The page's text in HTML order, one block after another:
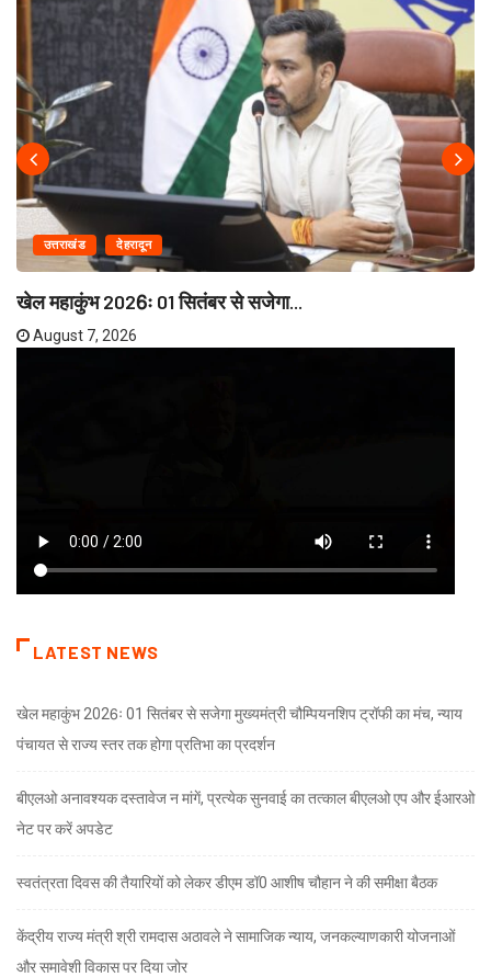
उत्तराखंड देहरादून
खेल महाकुंभ 2026ः 01 सितंबर से सजेगा...
August 7, 2026
LATEST NEWS
खेल महाकुंभ 2026ः 01 सितंबर से सजेगा मुख्यमंत्री चौम्पियनशिप ट्रॉफी का मंच, न्याय
पंचायत से राज्य स्तर तक होगा प्रतिभा का प्रदर्शन
बीएलओ अनावश्यक दस्तावेज न मांगें, प्रत्येक सुनवाई का तत्काल बीएलओ एप और ईआरओ
नेट पर करें अपडेट
स्वतंत्रता दिवस की तैयारियों को लेकर डीएम डॉ0 आशीष चौहान ने की समीक्षा बैठक
केंद्रीय राज्य मंत्री श्री रामदास अठावले ने सामाजिक न्याय, जनकल्याणकारी योजनाओं
और समावेशी विकास पर दिया जोर